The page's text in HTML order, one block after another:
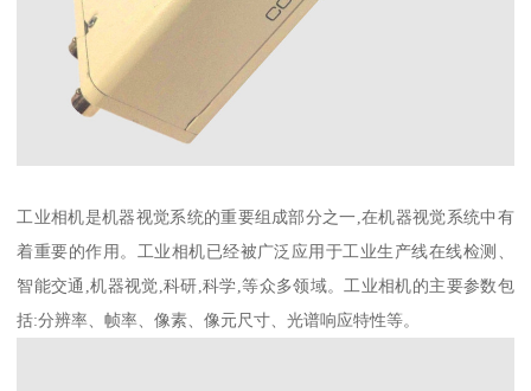
工业相机是机器视觉系统的重要组成部分之一,在机器视觉系统中有
着重要的作用。工业相机已经被广泛应用于工业生产线在线检测、
智能交通,机器视觉,科研,科学,等众多领域。工业相机的主要参数包
括:分辨率、帧率、像素、像元尺寸、光谱响应特性等。